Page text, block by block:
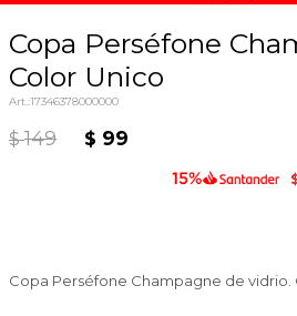
Copa Perséfone
Color Unico
17346378000000
$ 149 $ 99
Copa Perséfone Champagne de vidrio.